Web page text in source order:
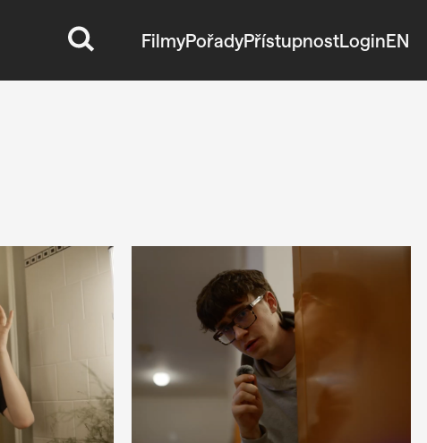
FilmyPořadyPřístupnostLoginEN